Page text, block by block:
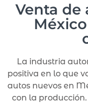
Venta de
La industria
positiva en lo que
autos nuevos en
con la